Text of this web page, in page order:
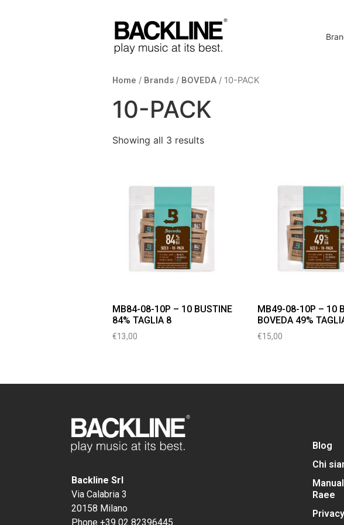
Home / Brands / BOVEDA / 10-PACK
10-PACK
Showing all 3 results
MB84-08-10P – 10 BUSTINE
84% TAGLIA 8
€13,00
MB49-08-10P – 10
BOVEDA 49%
€15,00
Backline Srl
Via Calabria 3
20158 Milano
Phone +39 02 82396445
Blog
Chi
Raee